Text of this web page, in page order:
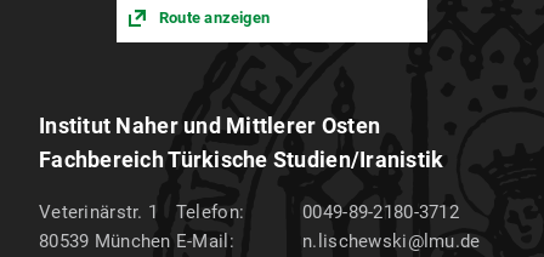
Route anzeigen
Institut Naher und Mittlerer Osten
Fachbereich Türkische Studien/Iranistik
Veterinärstr. 1
80539 München
Telefon:
0049-89-2180-3712
E-Mail:
n.lischewski@lmu.de